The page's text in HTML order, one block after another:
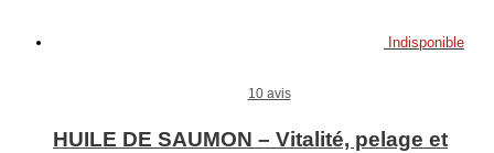
Indisponible
10 avis
HUILE DE SAUMON – Vitalité, pelage et